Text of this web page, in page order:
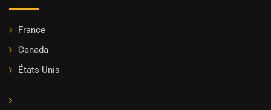
France
Canada
États-Unis